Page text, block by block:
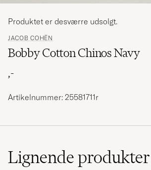
JACOB COHËN
Bobby Cotton Chinos Navy
,-
Produktet er desværre udsolgt.
Artikelnummer: 25581711r
Lignendeprodukter